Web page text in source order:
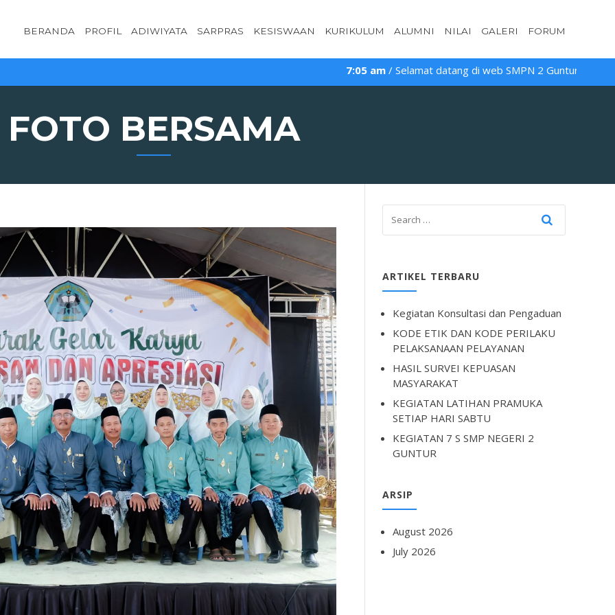
BERANDA PROFIL ADIWIYATA SARPRAS KESISWAAN KURIKULUM ALUMNI NILAI GALERI FORUM
7:05 am/ Selamat datang di web SMPN 2 Guntur
FOTO BERSAMA
ARTIKEL TERBARU
Kegiatan Konsultasi dan Pengaduan
KODE ETIK DAN KODE PERILAKU
PELAKSANAAN PELAYANAN
HASIL SURVEI KEPUASAN
MASYARAKAT
KEGIATAN LATIHAN PRAMUKA
SETIAP HARI SABTU
KEGIATAN 7 S SMP NEGERI 2
GUNTUR
ARSIP
August 2026
July 2026